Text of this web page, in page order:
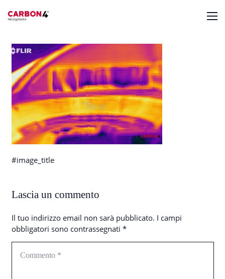
#image_title
Lascia un commento
Il tuo indirizzo email non sarà pubblicato. I campi
obbligatori sono contrassegnati *